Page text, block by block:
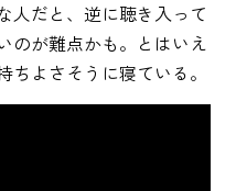
人だと、逆に聴き入って
のが難点かも。とはいえ
よさそうに寝ている。